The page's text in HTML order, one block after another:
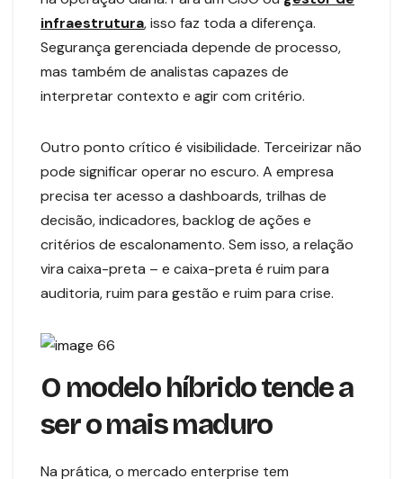
infraestrutura, isso faz toda a diferença.
Segurança gerenciada depende de processo,
mas também de analistas capazes de
interpretar contexto e agir com critério.
Outro ponto crítico é visibilidade. Terceirizar não
pode significar operar no escuro. A empresa
precisa ter acesso a dashboards, trilhas de
decisão, indicadores, backlog de ações e
critérios de escalonamento. Sem isso, a relação
vira caixa-preta – e caixa-preta é ruim para
auditoria, ruim para gestão e ruim para crise.
O modelo híbrido tende a
ser o mais maduro
Na prática, o mercado enterprise tem